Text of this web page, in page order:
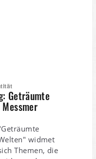
Geträumte
widmet
Themen, die